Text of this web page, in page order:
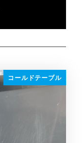
コールドテーブル